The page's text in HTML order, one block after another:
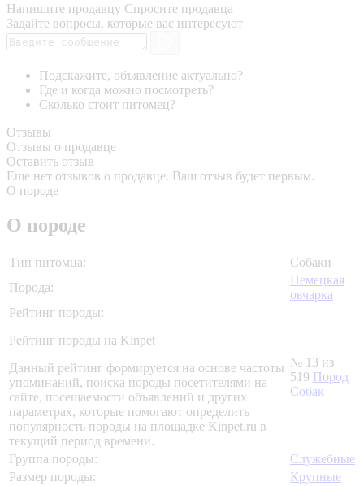
Напишите продавцу Спросите продавца
Задайте вопросы, которые вас интересуют
Подскажите, объявление актуально?
Где и когда можно посмотреть?
Сколько стоит питомец?
Отзывы
Отзывы о продавце
Оставить отзыв
Еще нет отзывов о продавце. Ваш отзыв будет первым.
О породе
О породе
Тип питомца:
Собаки
Порода:
Немецкая
овчарка
Рейтинг породы:
Рейтинг породы на Kinpet
Данный рейтинг формируется на основе частоты
упоминаний, поиска породы посетителями на
сайте, посещаемости объявлений и других
параметрах, которые помогают определить
популярность породы на площадке Kinpet.ru в
текущий период времени.
№ 13 из
519 Пород
Собак
Группа породы:
Служебные
Размер породы:
Крупные